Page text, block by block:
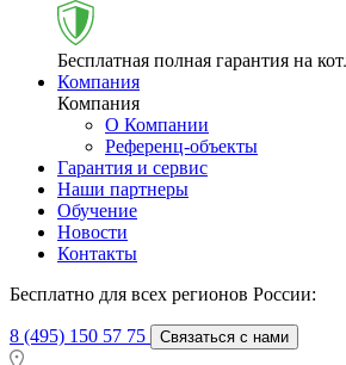
Бесплатная полная гарантия на
Компания
Компания
О Компании
Референц-объекты
Гарантия и сервис
Наши партнеры
Обучение
Новости
Контакты
Бесплатно для всех регионов России:
8 (495) 150 57 75 Связаться с нами